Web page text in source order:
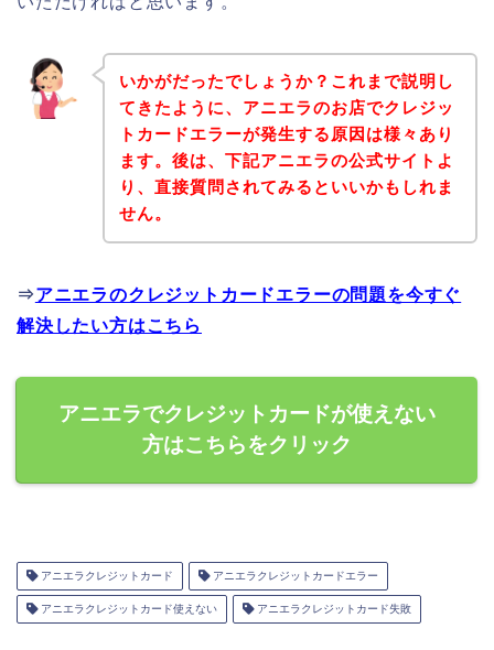
いかがだったでしょうか？これまで説明し
てきたように、アニエラのお店でクレジッ
トカードエラーが発生する原因は様々あり
ます。後は、下記アニエラの公式サイトよ
り、直接質問されてみるといいかもしれま
せん。
⇒アニエラのクレジットカードエラーの問題を今すぐ
解決したい方はこちら
アニエラでクレジットカードが使えない
方はこちらをクリック
アニエラクレジットカード アニエラクレジットカードエラー
アニエラクレジットカード使えない アニエラクレジットカード失敗